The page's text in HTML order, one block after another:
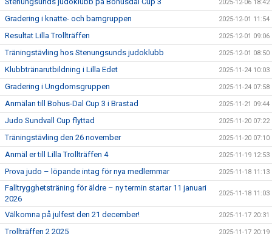
2025-12-06 18:42
Gradering i knatte- och barngruppen 2025-12-01 11:54
Resultat Lilla Trollträffen 2025-12-01 09:06
Träningstävling hos Stenungsunds judoklubb 2025-12-01 08:50
Klubbtränarutbildning i Lilla Edet 2025-11-24 10:03
Gradering i Ungdomsgruppen 2025-11-24 07:58
Anmälan till Bohus-Dal Cup 3 i Brastad 2025-11-21 09:44
Judo Sundvall Cup flyttad 2025-11-20 07:22
Träningstävling den 26 november 2025-11-20 07:10
Anmäl er till Lilla Trollträffen 4 2025-11-19 12:53
Prova judo – löpande intag för nya medlemmar 2025-11-18 11:13
Falltrygghetsträning för äldre – ny termin startar 11 januari
2026
2025-11-18 11:03
Välkomna på julfest den 21 december! 2025-11-17 20:31
Trollträffen 2 2025 2025-11-17 20:19